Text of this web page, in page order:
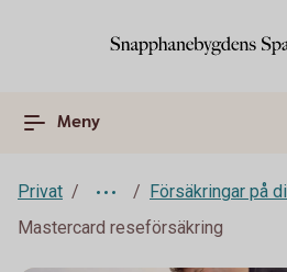
Meny
Privat
Försäkringar på
Mastercard reseförsäkring